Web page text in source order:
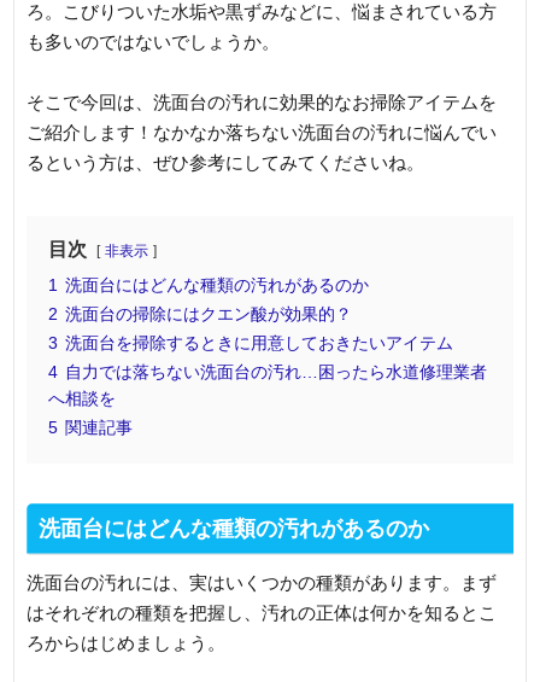
ろ。こびりついた水垢や黒ずみなどに、悩まされている方
も多いのではないでしょうか。
そこで今回は、洗面台の汚れに効果的なお掃除アイテムを
ご紹介します！なかなか落ちない洗面台の汚れに悩んでい
るという方は、ぜひ参考にしてみてくださいね。
目次 非表示
1 洗面台にはどんな種類の汚れがあるのか
2 洗面台の掃除にはクエン酸が効果的？
3 洗面台を掃除するときに用意しておきたいアイテム
4 自力では落ちない洗面台の汚れ…困ったら水道修理業者
へ相談を
5 関連記事
洗面台にはどんな種類の汚れがあるのか
洗面台の汚れには、実はいくつかの種類があります。まず
はそれぞれの種類を把握し、汚れの正体は何かを知るとこ
ろからはじめましょう。